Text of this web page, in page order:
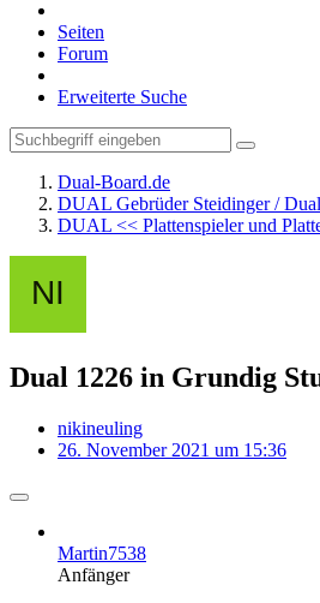
Seiten
Forum
Erweiterte Suche
Dual-Board.de
DUAL Gebrüder Steidinger /
DUAL << Plattenspieler und
Dual 1226 in Grundig
nikineuling
26. November 2021 um 15:36
Martin7538
Anfänger